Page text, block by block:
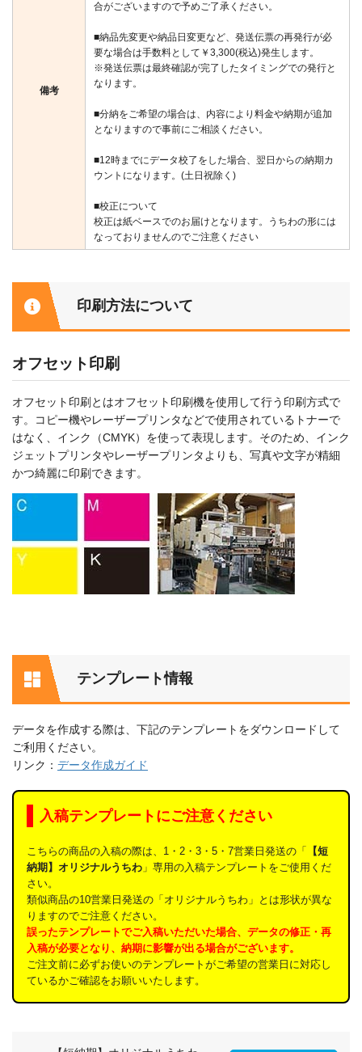
備考
合がございますので予めご了承ください。
■納品先変更や納品日変更など、発送伝票の再発行が必
要な場合は手数料として￥3,300(税込)発生します。
※発送伝票は最終確認が完了したタイミングでの発行と
なります。
■分納をご希望の場合は、内容により料金や納期が追加
となりますので事前にご相談ください。
■12時までにデータ校了をした場合、翌日からの納期カ
ウントになります。(土日祝除く)
■校正について
校正は紙ベースでのお届けとなります。うちわの形には
なっておりませんのでご注意ください
印刷方法について
オフセット印刷
オフセット印刷とはオフセット印刷機を使用して行う印刷方式で
す。コピー機やレーザープリンタなどで使用されているトナーで
はなく、インク（CMYK）を使って表現します。そのため、インク
ジェットプリンタやレーザープリンタよりも、写真や文字が精細
かつ綺麗に印刷できます。
テンプレート情報
データを作成する際は、下記のテンプレートをダウンロードして
ご利用ください。
リンク： データ作成ガイド
入稿テンプレートにご注意ください
こちらの商品の入稿の際は、1・2・3・5・7営業日発送の「
【短
納期】オリジナルうちわ 」専用の入稿テンプレートをご使用くだ
さい。
類似商品の10営業日発送の「オリジナルうちわ」とは形状が異な
りますのでご注意ください。
誤ったテンプレートでご入稿いただいた場合、データの修正・再
入稿が必要となり、納期に影響が出る場合がございます。
ご注文前に必ずお使いのテンプレートがご希望の営業日に対応し
ているかご確認をお願いいたします。